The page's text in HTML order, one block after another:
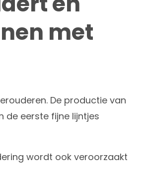
met
De productie van
de eerste fijne lijntjes
wordt ook veroorzaakt